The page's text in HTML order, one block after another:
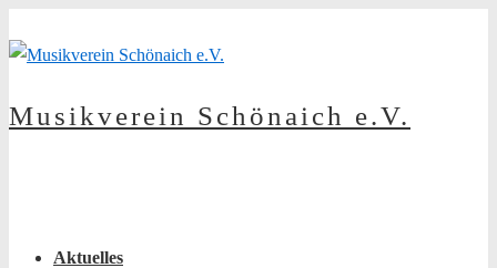
Zum
Musikverein Schönaich e.V.
Navigation
Aktuelles